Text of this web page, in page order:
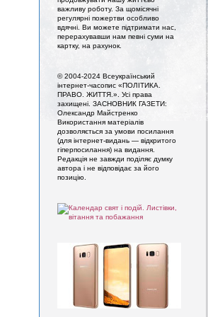
важливу роботу. За щомісячні
регулярні пожертви особливо
вдячні. Ви можете підтримати нас,
перерахувавши нам певні суми на
картку, на рахунок.
© 2004-2024 Всеукраїнський
інтернет-часопис «ПОЛІТИКА.
ПРАВО. ЖИТТЯ.». Усi права
захищенi. ЗАСНОВНИК ГАЗЕТИ:
Олександр Майстренко
Використання матеріалів
дозволяється за умови посилання
(для інтернет-видань — відкритого
гіперпосилання) на видання.
Редакція не завжди поділяє думку
автора і не відповідає за його
позицію.